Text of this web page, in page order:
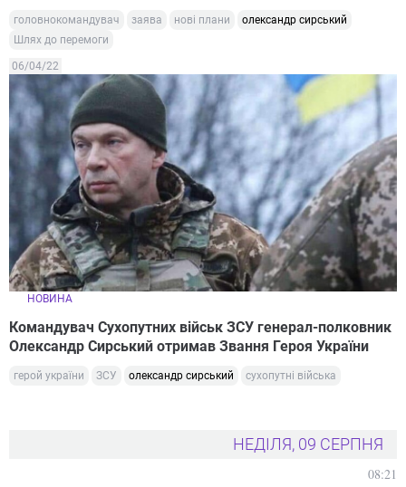
головнокомандувач заява нові плани
олександр сирський
Шлях до перемоги
06/04/22
НОВИНА
Командувач Сухопутних військ ЗСУ генерал-полковник
Олександр Сирський отримав Звання Героя України
герой україни ЗСУ олександр сирський сухопутні війська
НЕДІЛЯ, 09 СЕРПНЯ
08:21